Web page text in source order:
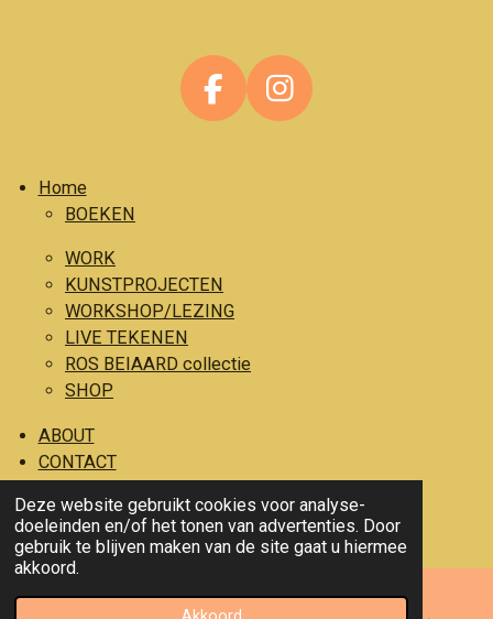
Deze website gebruikt cookies voor analyse-
doeleinden en/of het tonen van advertenties. Door
gebruik te blijven maken van de site gaat u hiermee
akkoord.
F
o
k
I
Home
BOEKEN
WORK
KUNSTPROJECTEN
WORKSHOP/LEZING
LIVE TEKENEN
ROS BEIAARD collectie
SHOP
ABOUT
CONTACT
© 2020 - 2024 Katrijn Jacobs ILLUSTRATOR
Powered byJouwWeb